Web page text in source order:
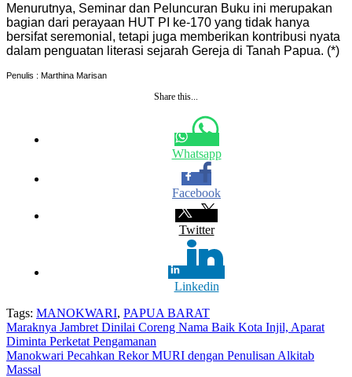
Menurutnya, Seminar dan Peluncuran Buku ini merupakan
bagian dari perayaan HUT PI ke-170 yang tidak hanya
bersifat seremonial, tetapi juga memberikan kontribusi nyata
dalam penguatan literasi sejarah Gereja di Tanah Papua. (*)
Penulis : Marthina Marisan
Share this...
Whatsapp
Facebook
Twitter
Linkedin
Tags: MANOKWARI, PAPUA BARAT
Navigasi
pos
Maraknya Jambret Dinilai Coreng Nama Baik Kota Injil, Aparat
Diminta Perketat Pengamanan
Manokwari Pecahkan Rekor MURI dengan Penulisan Alkitab
Massal